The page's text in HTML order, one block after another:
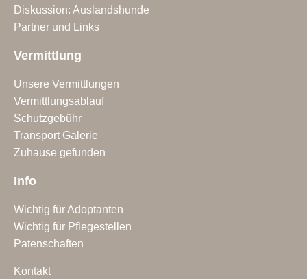
Diskussion: Auslandshunde
Partner und Links
Vermittlung
Unsere Vermittlungen
Vermittlungsablauf
Schutzgebühr
Transport Galerie
Zuhause gefunden
Info
Wichtig für Adoptanten
Wichtig für Pflegestellen
Patenschaften
Kontakt